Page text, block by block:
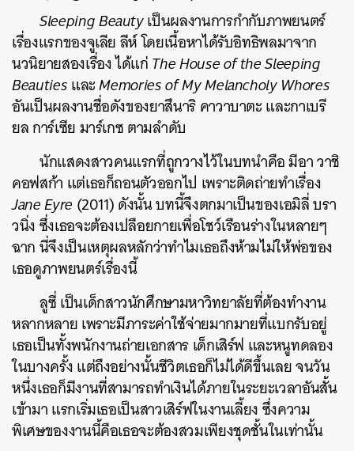
Sleeping Beautyเป็นผลงานการกำกับภาพยนตร์
เรื่องแรกของจูเลีย ลีห์ โดยเนื้อหาได้รับอิทธิพลมาจาก
นวนิยายสองเรื่อง ได้แก่The House of the Sleeping
BeautiesและMemories of My Melancholy Whores
อันเป็นผลงานชื่อดังของยาสึนาริ คาวาบาตะ และกาเบรี
ยล การ์เซีย มาร์เกซ ตามลำดับ
นักแสดงสาวคนแรกที่ถูกวางไว้ในบทนำคือ มีอา วาชิ
คอฟสก้า แต่เธอก็ถอนตัวออกไป เพราะติดถ่ายทำเรื่อง
Jane Eyre (2011) ดังนั้น บทนี้จึงตกมาเป็นของเอมิลี่ บรา
วนิ่ง ซึ่งเธอจะต้องเปลือยกายเพื่อโชว์เรือนร่างในหลายๆ
ฉาก นี่จึงเป็นเหตุผลหลักว่าทำไมเธอถึงห้ามไม่ให้พ่อของ
เธอดูภาพยนตร์เรื่องนี้
ลูซี่ เป็นเด็กสาวนักศึกษามหาวิทยาลัยที่ต้องทำงาน
หลากหลาย เพราะมีภาระค่าใช้จ่ายมากมายที่แบกรับอยู่
เธอเป็นทั้งพนักงานถ่ายเอกสาร เด็กเสิร์ฟ และหนูทดลอง
ในบางครั้ง แต่ถึงอย่างนั้นชีวิตเธอก็ไม่ได้ดีขึ้นเลย จนวัน
หนึ่งเธอก็มีงานที่สามารถทำเงินได้ภายในระยะเวลาอันสั้น
เข้ามา แรกเริ่มเธอเป็นสาวเสิร์ฟในงานเลี้ยง ซึ่งความ
พิเศษของงานนี้คือเธอจะต้องสวมเพียงชุดชั้นในเท่านั้น